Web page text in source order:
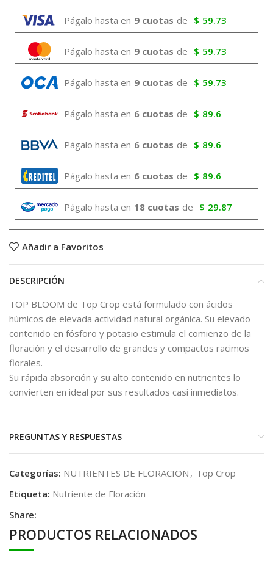
Págalo hasta en 9 cuotas de $ 59.73
Págalo hasta en 9 cuotas de $ 59.73
Págalo hasta en 9 cuotas de $ 59.73
Págalo hasta en 6 cuotas de $ 89.6
Págalo hasta en 6 cuotas de $ 89.6
Págalo hasta en 6 cuotas de $ 89.6
Págalo hasta en 18 cuotas de $ 29.87
Añadir a Favoritos
DESCRIPCIÓN
TOP BLOOM de Top Crop está formulado con ácidos
húmicos de elevada actividad natural orgánica. Su elevado
contenido en fósforo y potasio estimula el comienzo de la
floración y el desarrollo de grandes y compactos racimos
florales.
Su rápida absorción y su alto contenido en nutrientes lo
convierten en ideal por sus resultados casi inmediatos.
PREGUNTAS Y RESPUESTAS
Categorías: NUTRIENTES DE FLORACION , Top Crop
Etiqueta: Nutriente de Floración
Share:
PRODUCTOS RELACIONADOS